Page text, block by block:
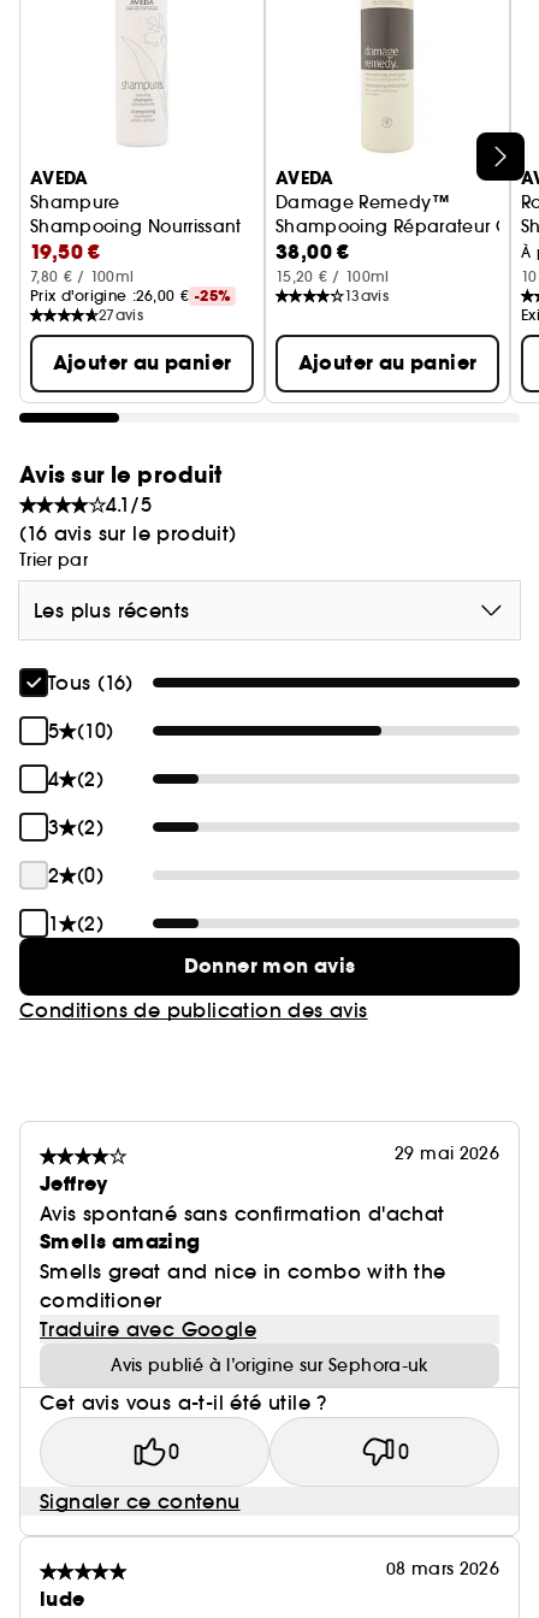
• 97% d'origine naturelle
, sans danger pour la
• Pour toutes les longueurs de cheveux normaux
à secs, en particulier les cheveux longs
• Sans gluten. Vegan. Sans silicone
AVEDA
Shampure
Shampooing Nourrissant
19,50 €
7,80 € / 100ml
Prix d'origine :26,00 € -25%
27avis
Ajouter au panier
AVEDA
Damage Remedy™
Shampooing Réparateur
38,00 €
15,20 € / 100ml
13avis
Ajouter au panier
À
Avis sur le produit
4.1/5
(16 avis sur le produit)
Trier par
Les plus récents
Tous (16)
5
(10)
4
(2)
3
(2)
2
(0)
1
(2)
Donner mon avis
Conditions de publication des avis
29 mai 2026
Jeffrey
Avis spontané sans confirmation d'achat
Smells amazing
Smells great and nice in combo with the
comditioner
Traduire avec Google
Avis publié à l’origine sur Sephora-uk
Cet avis vous a-t-il été utile ?
0 0
Signaler ce contenu
08 mars 2026
lude